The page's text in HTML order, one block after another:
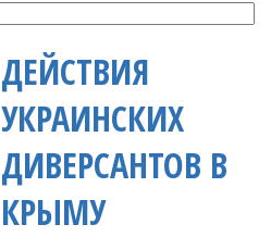
ДЕЙСТВИЯ
УКРАИНСКИХ
ДИВЕРСАНТОВ В
КРЫМУ